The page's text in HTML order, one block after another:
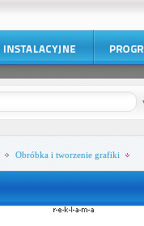
Obróbka i tworzenie grafiki